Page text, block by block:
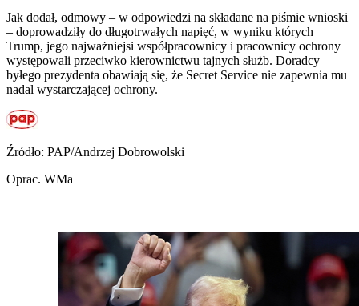
Jak dodał, odmowy – w odpowiedzi na składane na piśmie wnioski
– doprowadziły do długotrwałych napięć, w wyniku których
Trump, jego najważniejsi współpracownicy i pracownicy ochrony
występowali przeciwko kierownictwu tajnych służb. Doradcy
byłego prezydenta obawiają się, że Secret Service nie zapewnia mu
nadal wystarczającej ochrony.
Źródło: PAP/Andrzej Dobrowolski
Oprac. WMa